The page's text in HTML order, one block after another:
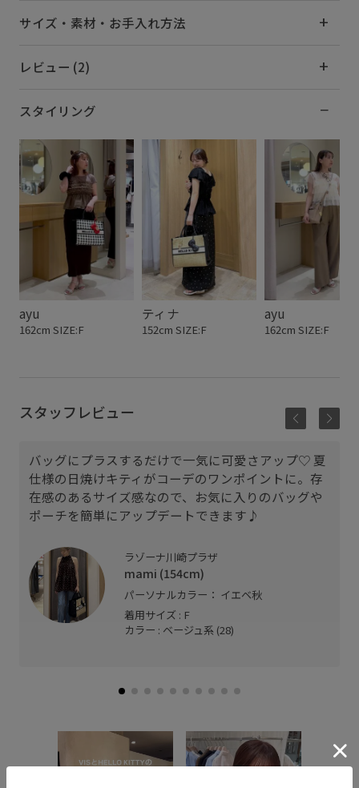
サイズ・素材・お手入れ方法
レビュー (2)
スタイリング
ayu
162cm SIZE:F
ティナ
152cm SIZE:F
ayu
162cm SIZE:F
スタッフレビュー
バッグにプラスするだけで一気に可愛さアップ♡ 夏
仕様の日焼けキティがコーデのワンポイントに。存
在感のあるサイズ感なので、お気に入りのバッグや
ポーチを簡単にアップデートできます♪
ラゾーナ川崎プラザ
mami (154cm)
パーソナルカラー： イエベ秋
着用サイズ : F
カラー : ベージュ系 (28)